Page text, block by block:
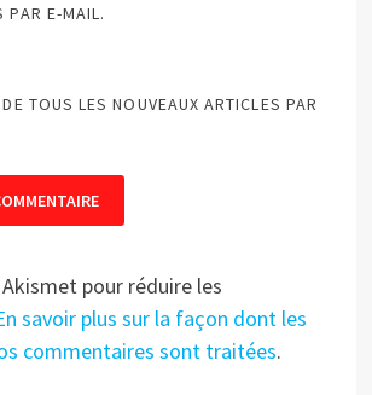
PAR E-MAIL.
TOUS LES NOUVEAUX ARTICLES PAR
pour réduire les
savoir plus sur la façon dont les
commentaires sont traitées.